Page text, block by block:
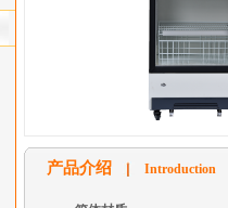
产品介绍 Introduction